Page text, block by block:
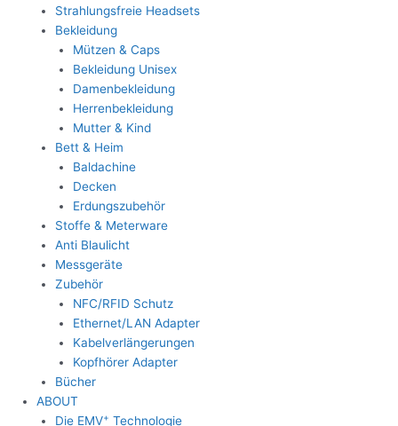
Strahlungsfreie Headsets
Bekleidung
Mützen & Caps
Bekleidung Unisex
Damenbekleidung
Herrenbekleidung
Mutter & Kind
Bett & Heim
Baldachine
Decken
Erdungszubehör
Stoffe & Meterware
Anti Blaulicht
Messgeräte
Zubehör
NFC/RFID Schutz
Ethernet/LAN Adapter
Kabelverlängerungen
Kopfhörer Adapter
Bücher
ABOUT
Die EMV+ Technologie